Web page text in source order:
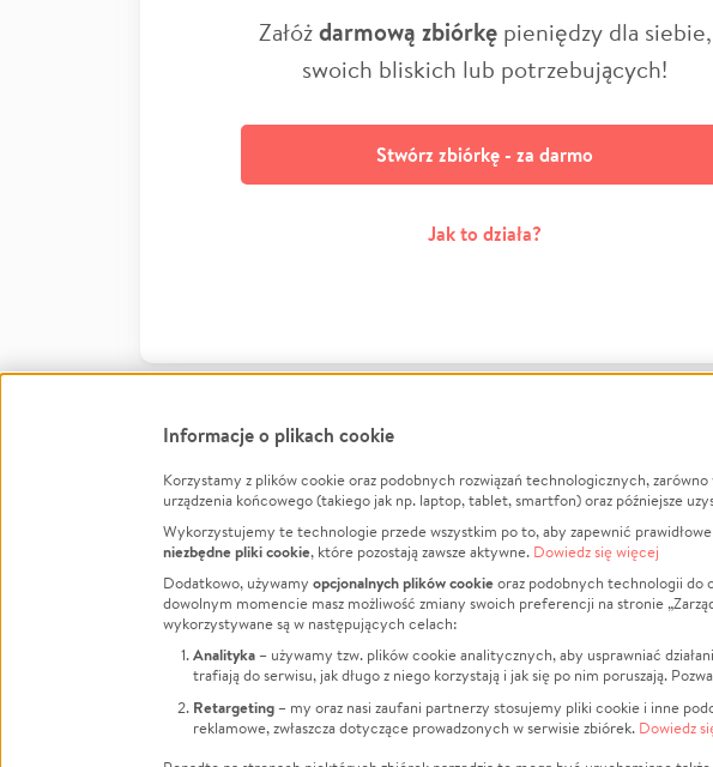
Załóżdarmową zbiórkępieniędzy dla siebie,
swoich bliskich lub potrzebujących!
Stwórz zbiórkę - za darmo
Jak to działa?
FacebookTwitter Instagram
LinkedInTikTok Youtube
Informacje
Jak to działa?
Regulamin
Polityka Prywatności
Kontakt
Porównanie serwisów
Polityka plików cookie
Zarządzaj zgodami cookie
Informacje o plikach cookie
Korzystamy z plików cookie oraz podobnych rozwiązań technologicznych,
urządzenia końcowego (takiego jak np. laptop, tablet, smartfon) oraz późniejsze
Wykorzystujemy te technologie przede wszystkim po to, aby zapewnić
niezbędne pliki cookie, które pozostają zawsze aktywne. Dowiedz się więcej
Dodatkowo, używamy opcjonalnych plików cookieoraz podobnych technologii do
dowolnym momencie masz możliwość zmiany swoich preferencji na stronie
wykorzystywane są w następujących celach:
Analityka – używamy tzw. plików cookie analitycznych, aby usprawniać
trafiają do serwisu, jak długo z niego korzystają i jak się po nim poruszają.
Retargeting – my oraz nasi zaufani partnerzy stosujemy pliki cookie i inne
reklamowe, zwłaszcza dotyczące prowadzonych w serwisie zbiórek. Dowiedz